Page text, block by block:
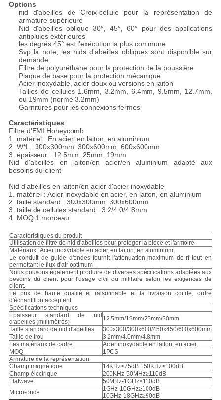
Options
nid d'abeilles de Croix-cellule pour la représentation de
armature supérieure
Nid d'abeilles oblique 30°, 45°, 60° pour des applications
antipluies extérieures
les degrés 45° est l'exécution la plus commune
Svp la note, les nids d'abeilles obliques sont disponible sur
demande
Filtre de polyuréthane pour la protection de la poussière
Plaque de base pour la protection mécanique
Acier inoxydable, acier doux ou versions en laiton
Tailles de cellules 1.6mm, 3.2mm, 6.4mm, 9.5mm, 12.7mm,
ou 19mm (norme 3.2mm)
Garnitures pour les connexions fermes
Caractéristiques
Filtre d'EMI Honeycomb
1. matériel : En acier, en laiton, en aluminium
2. W*L : 300x300mm, 300x600mm, 600x600mm
3. épaisseur : 12.5mm, 25mm, 19mm
Nid d'abeilles en laiton/en acier/en aluminium adapté aux
besoins du client
Nid d'abeilles en laiton/en acier d'acier inoxydable
1. matériel : Acier inoxydable en acier, en laiton, en aluminium
2. taille standard : 300x300mm, 300x600mm
3. taille de cellules standard : 3.2/4.0/4.8mm
4. MOQ 1 morceau
Caractéristiques du produit
Utilisation de filtre de nid d'abeilles pour protéger la pièce et l'armoire
Matériaux : Acier inoxydable en acier, en laiton, en aluminium,
Le conduit de guide d'ondes fournit l'atténuation maximum de rf tout en
permettant le flux d'air optimum
Nous pouvons également produire de diverses spécifications adaptées aux
besoins du client pour l'usage civil ou militaire selon les exigences de
client.
Le prix de haute qualité et raisonnable et la livraison courte, ordre
d'échantillon acceptent
Spécifications techniques
Épaisseur standard de nid
d'abeilles (millimètres)
12.5mm/19mm/25mm/50mm
Taille standard de nid d'abeilles
300x300/300x600/450x450/600x600mm
Taille de trou
3.2mm/4.0mm/4.8mm
Les matériaux de cadre
Acier inoxydable en laiton, en acier,
MOQ
1PCS
Armature de la représentation
Champ magnétique
14KHz≥75dB 150KHz≥100dB
Champ électrique
200KHz-50MHz≥110dB
Flatwave
50MHz-1GHz≥110dB
Micro-onde
1GHz-10GHz≥100dB
10GHz-18GHz≥90dB